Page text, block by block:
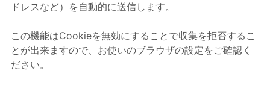
ドレスなど）を自動的に送信します。
この機能はCookieを無効にすることで収集を拒否するこ
とが出来ますので、お使いのブラウザの設定をご確認く
ださい。